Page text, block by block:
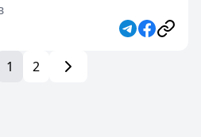
1 2